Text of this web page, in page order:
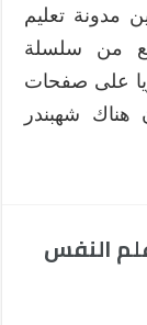
مدونة تعليم
من سلسلة
على صفحات
شهبندر
النفس